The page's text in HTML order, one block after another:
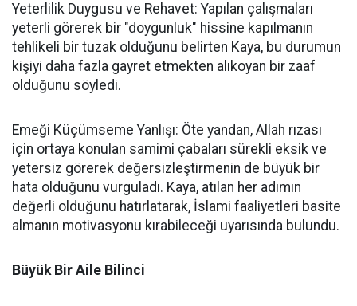
Yeterlilik Duygusu ve Rehavet: Yapılan çalışmaları
yeterli görerek bir "doygunluk" hissine kapılmanın
tehlikeli bir tuzak olduğunu belirten Kaya, bu durumun
kişiyi daha fazla gayret etmekten alıkoyan bir zaaf
olduğunu söyledi.
Emeği Küçümseme Yanlışı: Öte yandan, Allah rızası
için ortaya konulan samimi çabaları sürekli eksik ve
yetersiz görerek değersizleştirmenin de büyük bir
hata olduğunu vurguladı. Kaya, atılan her adımın
değerli olduğunu hatırlatarak, İslami faaliyetleri basite
almanın motivasyonu kırabileceği uyarısında bulundu.
Büyük Bir Aile Bilinci